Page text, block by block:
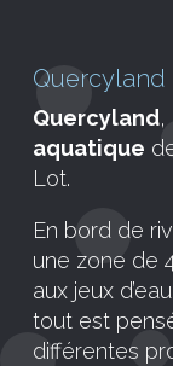
Quercyland
Quercyland,
aquatique
Lot.
En bord de
une zone de
aux jeux
tout est
différentes